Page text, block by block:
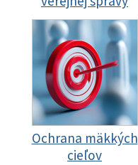
Ochrana mäkkých
cieľov